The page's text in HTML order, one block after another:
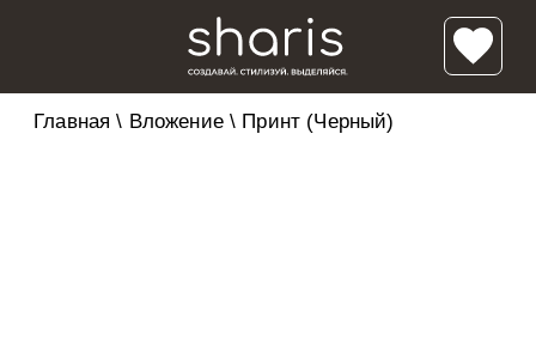
Главная \ Вложение\ Принт (Черный)